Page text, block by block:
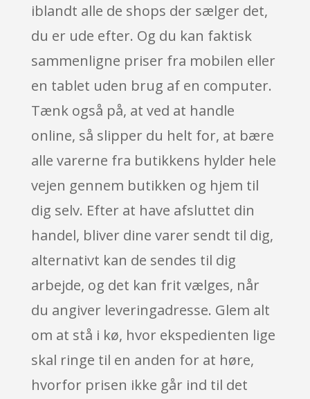
iblandt alle de shops der sælger det,
du er ude efter. Og du kan faktisk
sammenligne priser fra mobilen eller
en tablet uden brug af en computer.
Tænk også på, at ved at handle
online, så slipper du helt for, at bære
alle varerne fra butikkens hylder hele
vejen gennem butikken og hjem til
dig selv. Efter at have afsluttet din
handel, bliver dine varer sendt til dig,
alternativt kan de sendes til dig
arbejde, og det kan frit vælges, når
du angiver leveringadresse. Glem alt
om at stå i kø, hvor ekspedienten lige
skal ringe til en anden for at høre,
hvorfor prisen ikke går ind til det